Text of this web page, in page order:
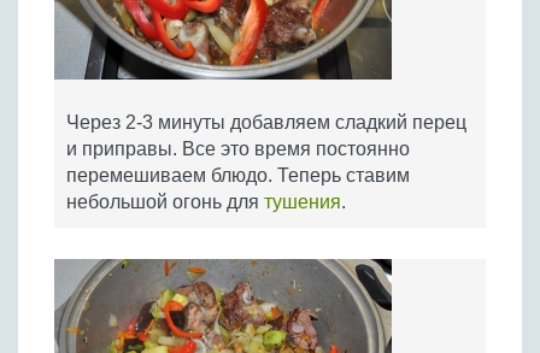
Через 2-3 минуты добавляем сладкий перец
и приправы. Все это время постоянно
перемешиваем блюдо. Теперь ставим
небольшой огонь для тушения.